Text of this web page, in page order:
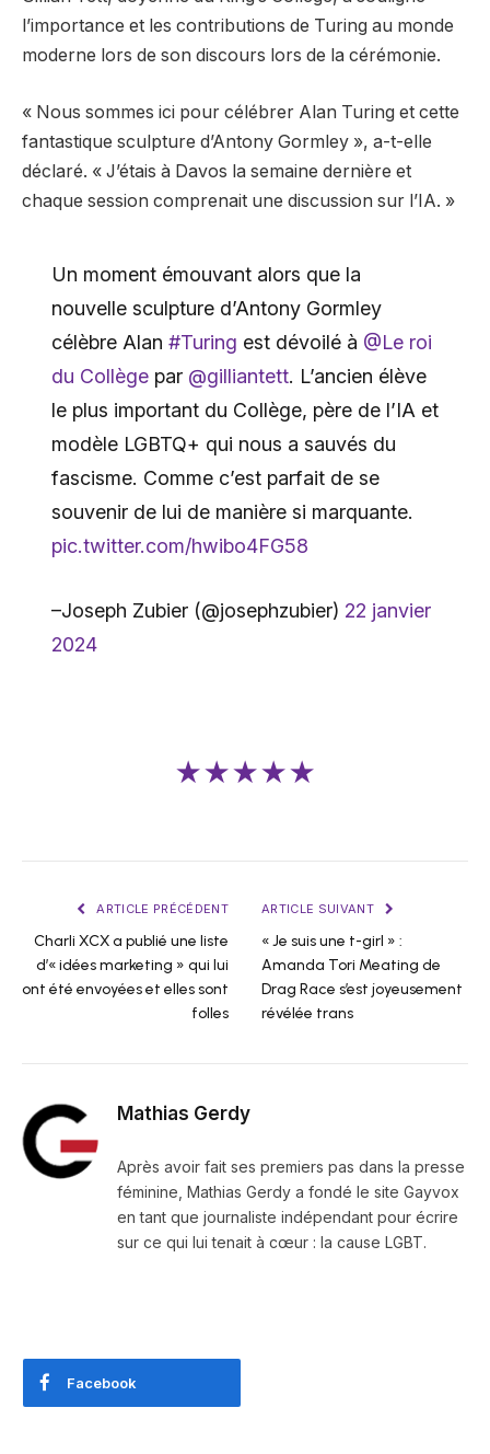
l’importance et les contributions de Turing au monde
moderne lors de son discours lors de la cérémonie.
« Nous sommes ici pour célébrer Alan Turing et cette
fantastique sculpture d’Antony Gormley », a-t-elle
déclaré. « J’étais à Davos la semaine dernière et
chaque session comprenait une discussion sur l’IA. »
Un moment émouvant alors que la
nouvelle sculpture d’Antony Gormley
célèbre Alan #Turing est dévoilé à @Le roi
du Collègepar @gilliantett. L’ancien élève
le plus important du Collège, père de l’IA et
modèle LGBTQ+ qui nous a sauvés du
fascisme. Comme c’est parfait de se
souvenir de lui de manière si marquante.
pic.twitter.com/hwibo4FG58
–Joseph Zubier (@josephzubier) 22 janvier
2024
★★★★★
ARTICLE PRÉCÉDENT
Charli XCX a publié une liste
d’« idées marketing » qui lui
ont été envoyées et elles sont
folles
ARTICLE SUIVANT
« Je suis une t-girl » :
Amanda Tori Meating de
Drag Race s’est joyeusement
révélée trans
Mathias Gerdy
Après avoir fait ses premiers pas dans la presse
féminine, Mathias Gerdy a fondé le site Gayvox
en tant que journaliste indépendant pour écrire
sur ce qui lui tenait à cœur : la cause LGBT.
Facebook